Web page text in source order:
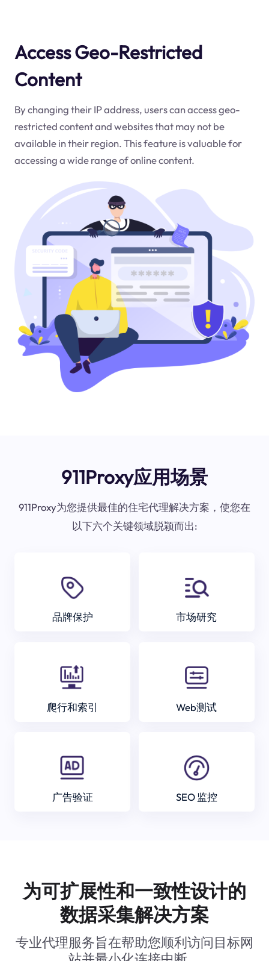
Access Geo-Restricted
Content
By changing their IP address, users can access geo-
restricted content and websites that may not be
available in their region. This feature is valuable for
accessing a wide range of online content.
911Proxy应用场景
911Proxy为您提供最佳的住宅代理解决方案，使您在
以下六个关键领域脱颖而出:
品牌保护 市场研究
爬行和索引 Web测试
广告验证 SEO 监控
为可扩展性和一致性设计的
数据采集解决方案
专业代理服务旨在帮助您顺利访问目标网